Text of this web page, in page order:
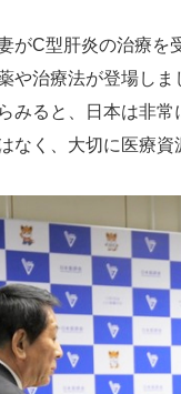
がC型肝炎の治療を
や治療法が登場し
みると、日本は非
なく、大切に医療